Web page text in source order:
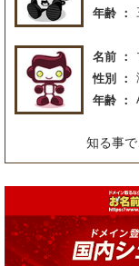
年齢
名前
性別
年齢
知る事